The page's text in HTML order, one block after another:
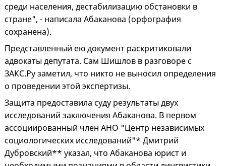
среди населения, дестабилизацию обстановки в
стране", - написала Абаканова (орфография
сохранена).
Представленный ею документ раскритиковали
адвокаты депутата. Сам Шишлов в разговоре с
ЗАКС.Ру заметил, что никто не выносил определения
о проведении этой экспертизы.
Защита предоставила суду результаты двух
исследований заключения Абаканова. В первом
ассоциированный член АНО "Центр независимых
социологических исследований"* Дмитрий
Дубровский** указал, что Абаканова юрист и